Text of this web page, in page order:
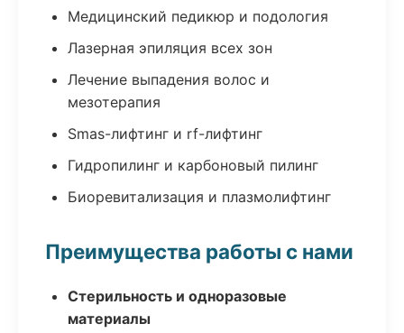
Медицинский педикюр и подология
Лазерная эпиляция всех зон
Лечение выпадения волос и
мезотерапия
Smas-лифтинг и rf-лифтинг
Гидропилинг и карбоновый пилинг
Биоревитализация и плазмолифтинг
Преимущества работы с нами
Стерильность и одноразовые
материалы